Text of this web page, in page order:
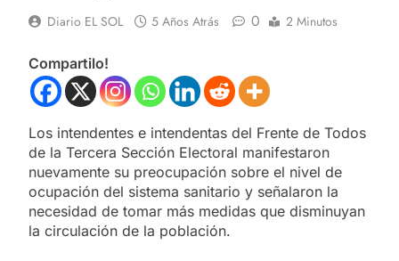
Diario EL SOL 5 Años Atrás 0 2 Minutos
Compartilo!
Los intendentes e intendentas del Frente de Todos
de la Tercera Sección Electoral manifestaron
nuevamente su preocupación sobre el nivel de
ocupación del sistema sanitario y señalaron la
necesidad de tomar más medidas que disminuyan
la circulación de la población.